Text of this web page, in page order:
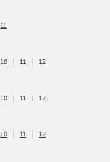
11
10 11 12
10 11 12
10 11 12